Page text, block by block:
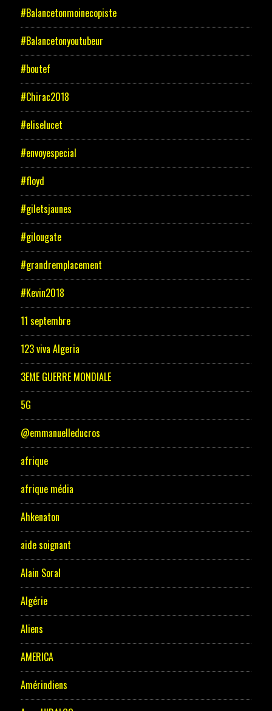
#Balancetonmoinecopiste
#Balancetonyoutubeur
#boutef
#Chirac2018
#eliselucet
#envoyespecial
#floyd
#giletsjaunes
#gilougate
#grandremplacement
#Kevin2018
11 septembre
123 viva Algeria
3EME GUERRE MONDIALE
5G
@emmanuelleducros
afrique
afrique média
Ahkenaton
aide soignant
Alain Soral
Algérie
Aliens
AMERICA
Amérindiens